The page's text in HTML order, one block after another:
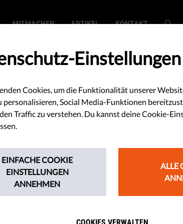
MITMACHEN ARTIKEL KONTAKT
der EU
Die EU sollte
tun, um die
und zu fördern.
Einstellungen
Cookies, um die Funktionalität unserer
personalisieren, Social Media-Funktionen
Traffic zu verstehen. Du kannst deine Cookie-
EINFACHE COOKIE
EINSTELLUNGEN
ANNEHMEN
ALLE